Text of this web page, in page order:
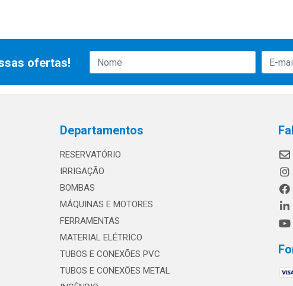
ofertas!
Departamentos
RESERVATÓRIO
IRRIGAÇÃO
BOMBAS
MÁQUINAS E MOTORES
FERRAMENTAS
MATERIAL ELÉTRICO
TUBOS E CONEXÕES PVC
TUBOS E CONEXÕES METAL